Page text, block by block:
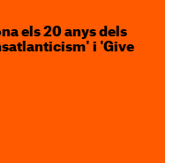
els 20 anys dels
i 'Give